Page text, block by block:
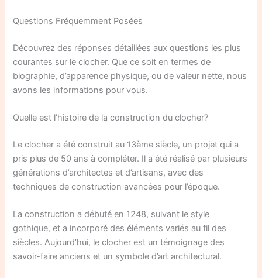
Questions Fréquemment Posées
Découvrez des réponses détaillées aux questions les plus
courantes sur le clocher. Que ce soit en termes de
biographie, d’apparence physique, ou de valeur nette, nous
avons les informations pour vous.
Quelle est l’histoire de la construction du clocher?
Le clocher a été construit au 13ème siècle, un projet qui a
pris plus de 50 ans à compléter. Il a été réalisé par plusieurs
générations d’architectes et d’artisans, avec des
techniques de construction avancées pour l’époque.
La construction a débuté en 1248, suivant le style
gothique, et a incorporé des éléments variés au fil des
siècles. Aujourd’hui, le clocher est un témoignage des
savoir-faire anciens et un symbole d’art architectural.